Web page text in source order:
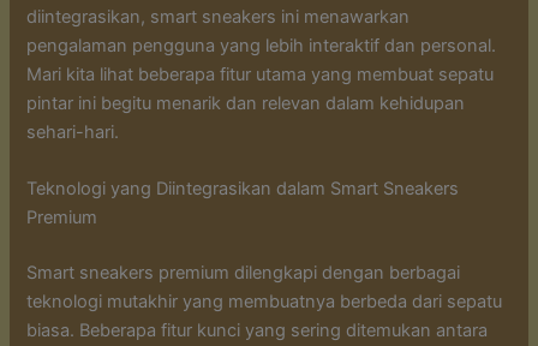
diintegrasikan, smart sneakers ini menawarkan
pengalaman pengguna yang lebih interaktif dan personal.
Mari kita lihat beberapa fitur utama yang membuat sepatu
pintar ini begitu menarik dan relevan dalam kehidupan
sehari-hari.
Teknologi yang Diintegrasikan dalam Smart Sneakers
Premium
Smart sneakers premium dilengkapi dengan berbagai
teknologi mutakhir yang membuatnya berbeda dari sepatu
biasa. Beberapa fitur kunci yang sering ditemukan antara